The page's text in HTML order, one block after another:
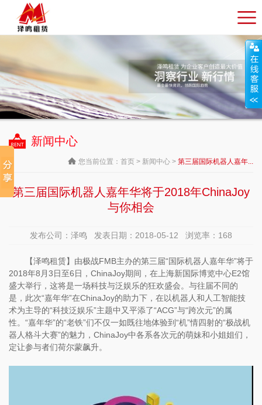
新闻中心
您当前位置： 首页 > 新闻中心 > 第三届国际机器人嘉年...
第三届国际机器人嘉年华将于2018年ChinaJoy
与你相会
发布公司：泽鸣 发表日期：2018-05-12 浏览率： 168
【泽鸣租赁】由极战FMB主办的第三届“国际机器人嘉年华”将于
2018年8月3日至6日，ChinaJoy期间，在上海新国际博览中心E2馆
盛大举行，这将是一场科技与泛娱乐的狂欢盛会。与往届不同的
是，此次“嘉年华”在ChinaJoy的助力下，在以机器人和人工智能技
术为主导的“科技泛娱乐”主题中又平添了“ACG”与“跨次元”的属
性。“嘉年华”的“老铁”们不仅一如既往地体验到“机”情四射的“极战机
器人格斗大赛”的魅力，ChinaJoy中各系各次元的萌妹和小姐姐们，
定让参与者们荷尔蒙飙升。